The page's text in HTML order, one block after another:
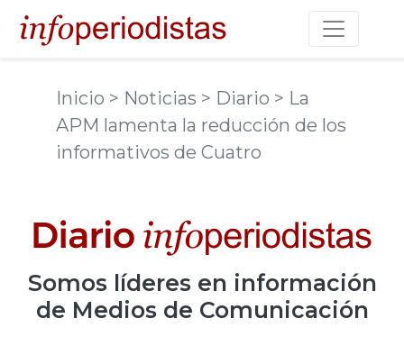
Toggle
Inicio > Noticias > Diario > La
APM lamenta la reducción de los
informativos de Cuatro
Somos líderes en información
de Medios de Comunicación